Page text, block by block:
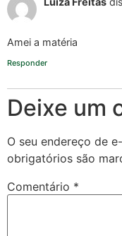
Amei a matéria
Responder
Deixe um
O seu endereço de
obrigatórios são
Comentário *